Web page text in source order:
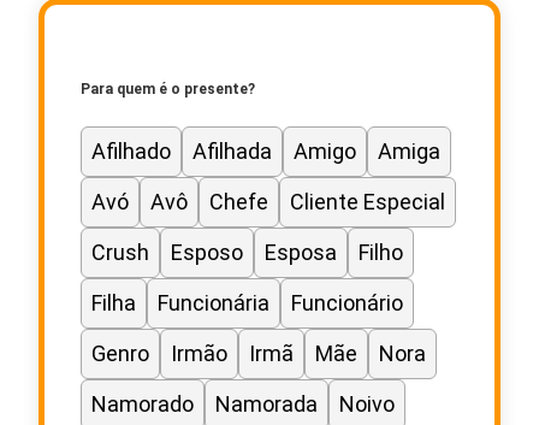
Para quem é o presente?
Afilhado Afilhada Amigo
Amiga
Avó
Avô Chefe
Cliente Especial
Crush
Esposo Esposa
Filho
Filha
Funcionária
Funcionário
Genro
Irmão Irmã Mãe
Nora
Namorado
Namorada Noivo